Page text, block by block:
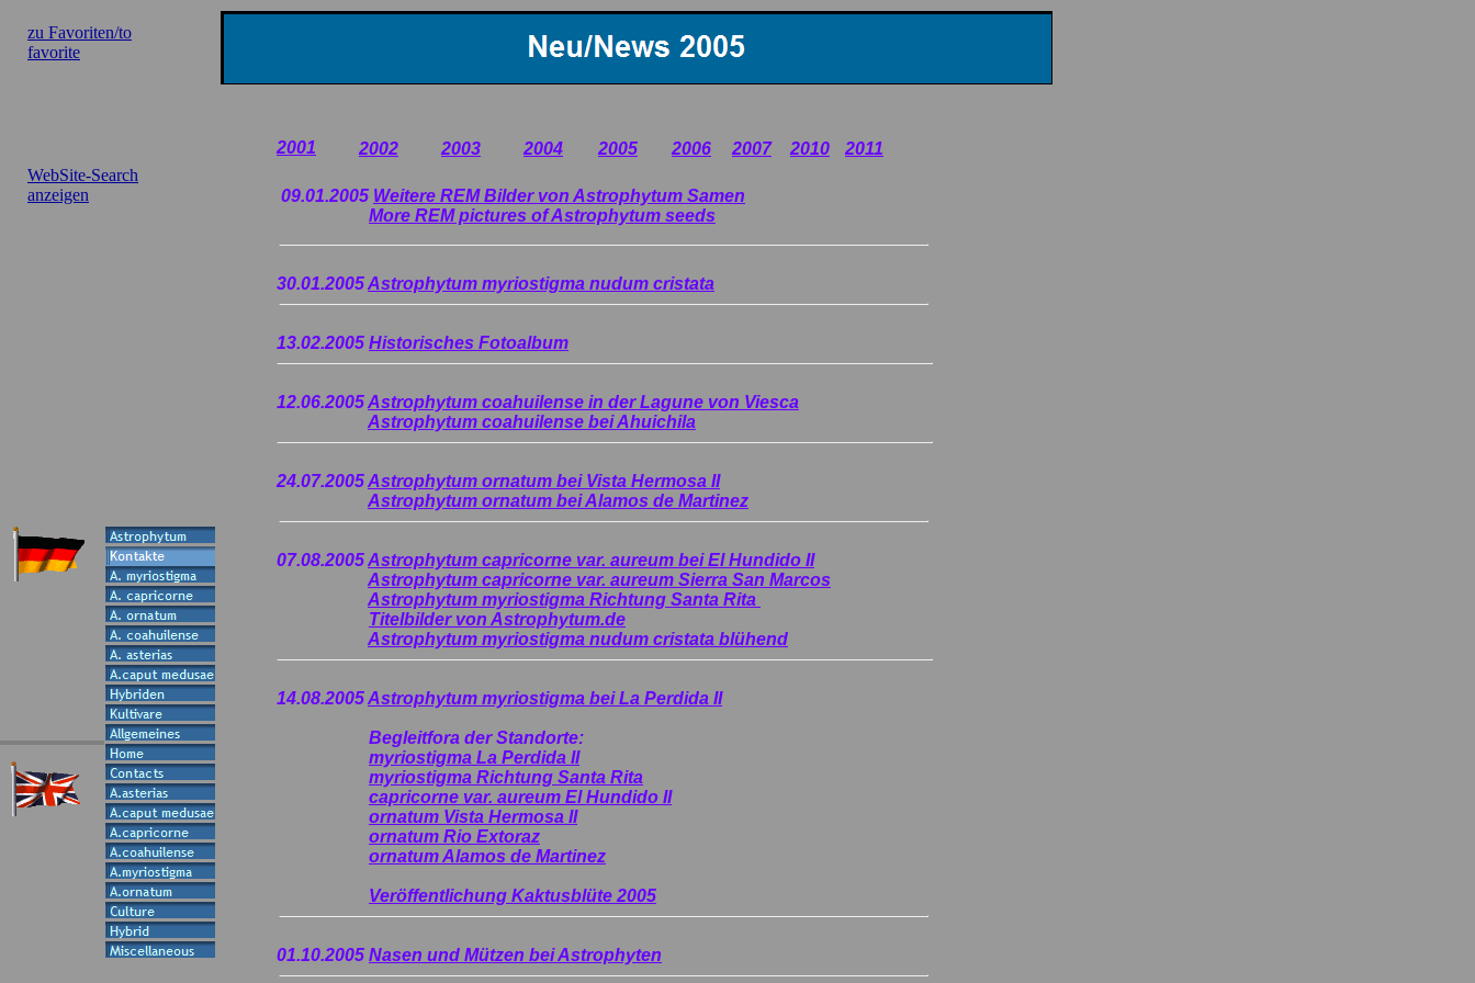
zu Favoriten/to
favorite
WebSite-Search
anzeigen
2001 2002 2003 2004 2005 2006 2007 2010 2011
09.01.2005 Weitere REM Bilder von Astrophytum Samen
More REM pictures of Astrophytum seeds
30.01.2005Astrophytum myriostigma nudum cristata
13.02.2005 Historisches Fotoalbum
12.06.2005Astrophytum coahuilense in der Lagune von Viesca
Astrophytum coahuilense bei Ahuichila
24.07.2005Astrophytum ornatum bei Vista Hermosa II
Astrophytum ornatum bei Alamos de Martinez
07.08.2005Astrophytum capricorne var. aureum bei El Hundido II
Astrophytum capricorne var. aureum Sierra San Marcos
Astrophytum myriostigma Richtung Santa Rita
Titelbilder von Astrophytum.de
Astrophytum myriostigma nudum cristata blühend
14.08.2005Astrophytum myriostigma bei La Perdida II
Begleitfora der Standorte:
myriostigma La Perdida II
myriostigma Richtung Santa Rita
capricorne var. aureum El Hundido II
ornatum Vista Hermosa II
ornatum Rio Extoraz
ornatum Alamos de Martinez
Veröffentlichung Kaktusblüte 2005
01.10.2005 Nasen und Mützen bei Astrophyten